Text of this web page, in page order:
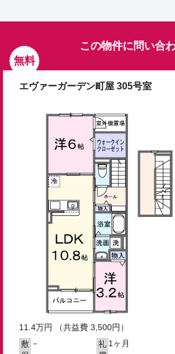
無料
この物件に問い合
エヴァーガーデン町屋 305号室
11.4万円
（共益費 3,500円）
敷 － 礼 1ヶ月